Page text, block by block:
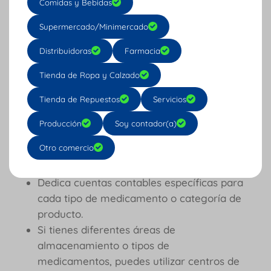
software contable para tu empresa
date una vuelta por nuestro
más artículos sobre gestión
farmacéutica en camino.
Otras recomendaciones
para adaptar Cuenti a la
recepción de
medicamentos de tu
negocio:
Dedica cuentas contables específicas para
cada tipo de medicamento o categoría de
producto.
Si tienes diferentes áreas de
almacenamiento o tipos de
medicamentos, puedes utilizar centros de
Comidas y Bebidas
Supermercado/Minimercado
Distribuidoras Farmacia
Tienda de Ropa y Calzado
Tienda de Repuestos Servicios
Producción Soy contador(a)
Otro comercio